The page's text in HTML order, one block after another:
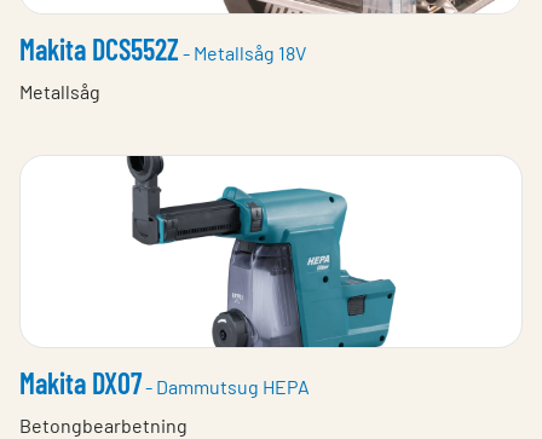
Makita DCS552Z - Metallsåg 18V
Metallsåg
Makita DX07- Dammutsug HEPA
Betongbearbetning